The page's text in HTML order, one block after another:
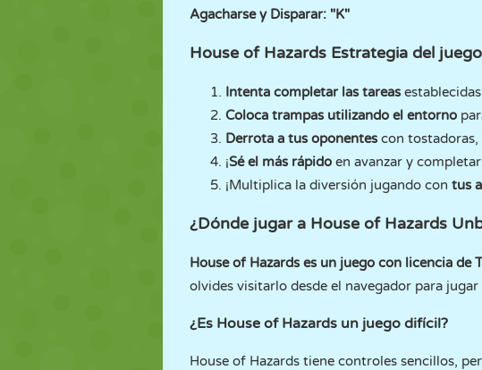
Agacharse y Disparar: "K"
House of Hazards Estrategia del
Intenta completar las tareasestablecidas
Coloca trampas utilizando el entorno
Derrota a tus oponentescon tostadoras,
¡Sé el más rápido en avanzar y
¡Multiplica la diversión jugando con tus
¿Dónde jugar a House of Hazards
House of Hazards es un juego con licencia de
olvides visitarlo desde el navegador para jugar
¿Es House of Hazards un juego difícil?
House of Hazards tiene controles sencillos,